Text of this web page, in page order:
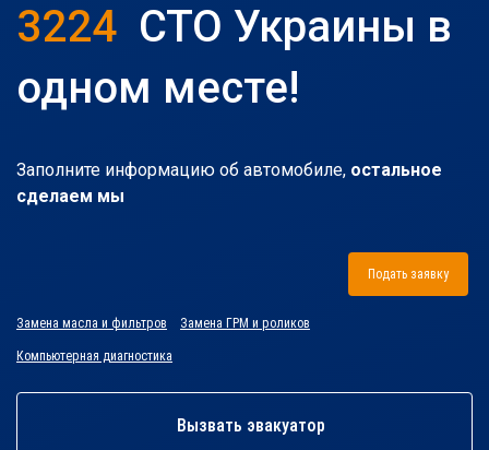
3224 СТО Украины в
одном месте!
Заполните информацию об автомобиле, остальное
сделаем мы
Подать заявку
Замена масла и фильтров Замена ГРМ и роликов
Компьютерная диагностика
Вызвать эвакуатор